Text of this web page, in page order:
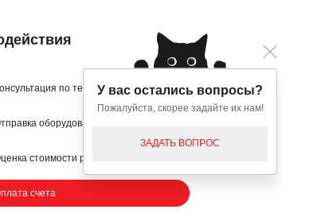
по телефону
оборудования на осмотр
стоимости ремонта
счета
У вас остались вопросы?
Пожалуйста, скорее задайте их нам!
ЗАДАТЬ ВОПРОС